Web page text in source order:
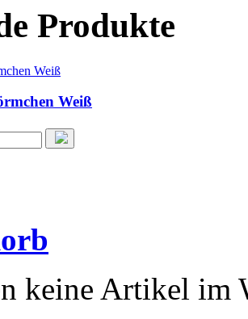
Produkte
Weiß
keine Artikel im